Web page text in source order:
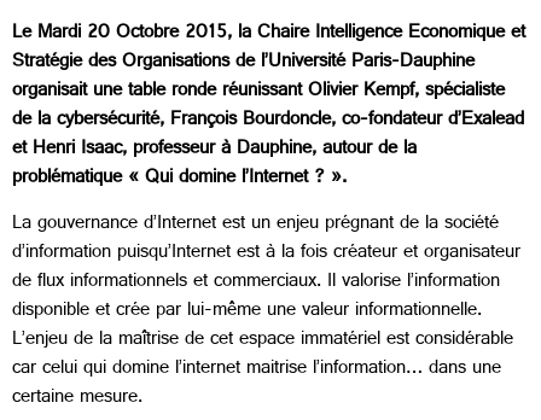
Le Mardi 20 Octobre 2015, la Chaire Intelligence Economique et
Stratégie des Organisations de l’Université Paris-Dauphine
organisait une table ronde réunissant Olivier Kempf, spécialiste
de la cybersécurité, François Bourdoncle, co-fondateur d’Exalead
et Henri Isaac, professeur à Dauphine, autour de la
problématique « Qui domine l’Internet ? ».
La gouvernance d’Internet est un enjeu prégnant de la société
d’information puisqu’Internet est à la fois créateur et organisateur
de flux informationnels et commerciaux. Il valorise l’information
disponible et crée par lui-même une valeur informationnelle.
L’enjeu de la maîtrise de cet espace immatériel est considérable
car celui qui domine l’internet maitrise l’information… dans une
certaine mesure.